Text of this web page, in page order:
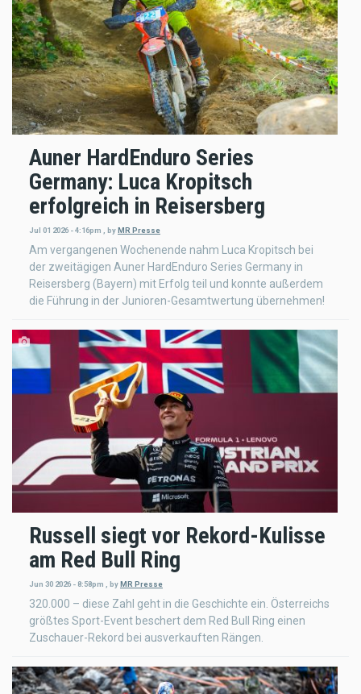
Auner HardEnduro Series
Germany: Luca Kropitsch
erfolgreich in Reisersberg
Jul 01 2026 - 4:16pm byMR Presse
Am vergangenen Wochenende nahm Luca Kropitsch bei
der zweitägigen Auner HardEnduro Series Germany in
Reisersberg (Bayern) mit Erfolg teil und konnte außerdem
die Führung in der Junioren-Gesamtwertung übernehmen!
Russell siegt vor Rekord-Kulisse
am Red Bull Ring
Jun 30 2026 - 8:58pm byMR Presse
320.000 – diese Zahl geht in die Geschichte ein. Österreichs
größtes Sport-Event beschert dem Red Bull Ring einen
Zuschauer-Rekord bei ausverkauften Rängen.